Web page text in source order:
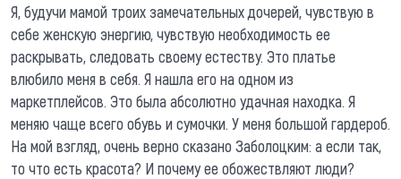
Я, будучи мамой троих замечательных дочерей, чувствую в
себе женскую энергию, чувствую необходимость ее
раскрывать, следовать своему естеству. Это платье
влюбило меня в себя. Я нашла его на одном из
маркетплейсов. Это была абсолютно удачная находка. Я
меняю чаще всего обувь и сумочки. У меня большой гардероб.
На мой взгляд, очень верно сказано Заболоцким: а если так,
то что есть красота? И почему ее обожествляют люди?